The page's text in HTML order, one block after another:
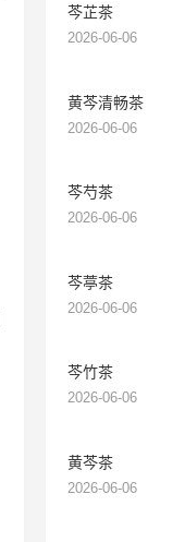
芩芷茶
2026-06-06
黄芩清畅茶
2026-06-06
芩芍茶
2026-06-06
芩葶茶
2026-06-06
芩竹茶
2026-06-06
黄芩茶
2026-06-06